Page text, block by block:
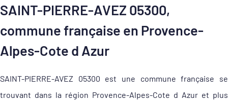
SAINT-PIERRE-AVEZ 05300,
commune française en Provence-
Alpes-Cote d Azur
SAINT-PIERRE-AVEZ 05300 est une commune française se
trouvant dans la région Provence-Alpes-Cote d Azur et plus